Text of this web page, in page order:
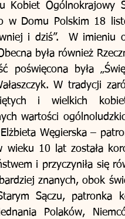
Kobiet Ogólnokrajowy
w Domu Polskim 18
i dziś”.  W imieniu
była również
poświęcona była
W tradycji
i wielkich
wartości
Węgierska –
10 lat została
i przyczyniła się
znanych, obok
Sączu, patronka
Polaków,